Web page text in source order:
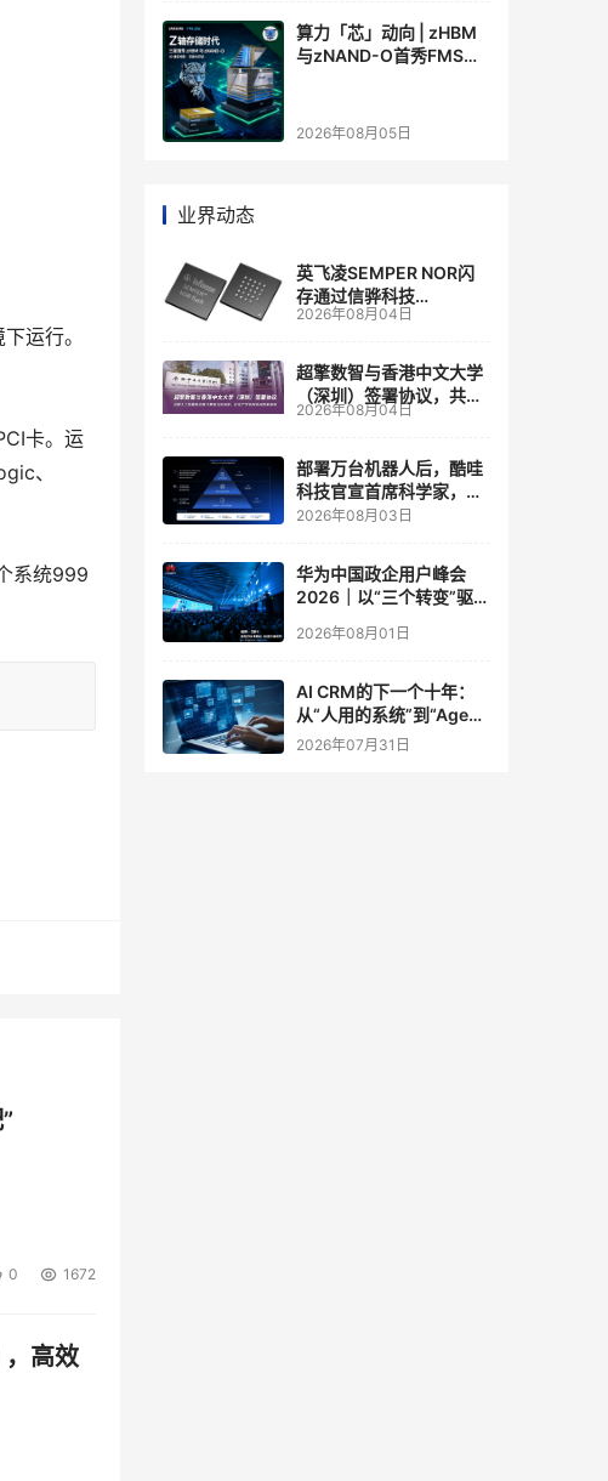
运行。
卡。运
、
系统999
0 1672
高效
算力「芯」动向 | zHBM
与zNAND-O首秀FMS
个维度，z轴算盘的魅力
2026年08月05日
业界动态
英飞凌SEMPER NOR闪
存通过信骅科技
AST2700 BMC认证，全
管理
2026年08月04日
超擎数智与香港中文大学
（深圳）签署协议，共建
人工智能和边缘计算联合
2026年08月04日
部署万台机器人后，酷哇
科技官宣首席科学家，要
让世界模型交付生产力
2026年08月03日
华为中国政企用户峰会
2026｜以“三个转变”驱动
2026年08月01日
AI CRM的下一个十年：
从“人用的系统”到“Agent
调用的底座”
2026年07月31日